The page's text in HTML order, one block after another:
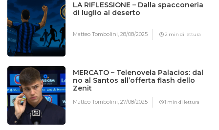
LA RIFLESSIONE – Dalla spacconeria
di luglio al deserto
Matteo Tombolini,28/08/2025 2 min di lettura
MERCATO – Telenovela Palacios: dal
no al Santos all’offerta flash dello
Zenit
Matteo Tombolini,27/08/2025 1 min di lettura